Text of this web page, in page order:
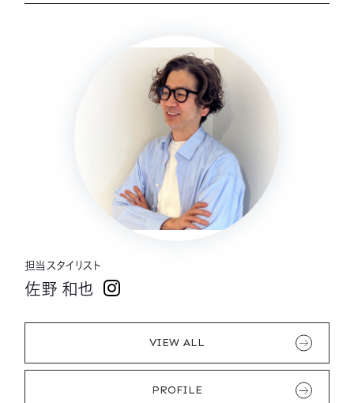
担当スタイリスト
佐野 和也
VIEW ALL
PROFILE